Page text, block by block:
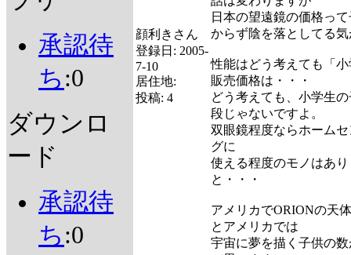
承認待
ち :0
ダウンロ
ード
承認待
ち :0
顔利きさん
登録日: 2005-
7-10
居住地:
投稿: 4
日本の望遠鏡の価格っ
からず陰を落としてる
性能はどう考えても「
販売価格は・・・
どう考えても、小学生
段じゃないですよ。
双眼鏡程度ならホーム
グに
使える程度のモノはあ
と・・・
アメリカでORIONの天
とアメリカでは
宇宙に夢を描く子供の